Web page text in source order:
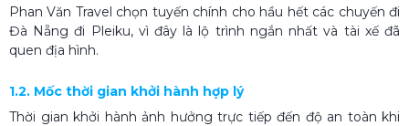
Phan Văn Travel chọn tuyến chính cho hầu hết các chuyến đi
Đà Nẵng đi Pleiku, vì đây là lộ trình ngắn nhất và tài xế đã
quen địa hình.
1.2. Mốc thời gian khởi hành hợp lý
Thời gian khởi hành ảnh hưởng trực tiếp đến độ an toàn khi